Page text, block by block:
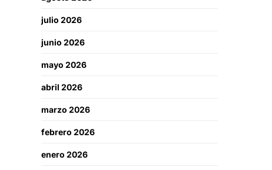
julio 2026
junio 2026
mayo 2026
abril 2026
marzo 2026
febrero 2026
enero 2026